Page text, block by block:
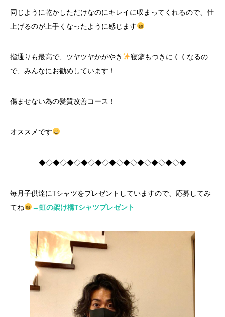
同じように乾かしただけなのにキレイに収まってくれるので、仕
上げるのが上手くなったように感じます
指通りも最高で、ツヤツヤかがやき
寝癖もつきにくくなるの
で、みんなにお勧めしています！
傷ませない為の髪質改善コース！
オススメです
◆◇◆◇◆◇◆◇◆◇◆◇◆◇◆◇◆◇◆◇◆
毎月子供達にTシャツをプレゼントしていますので、応募してみ
てね
→虹の架け橋Tシャツプレゼント